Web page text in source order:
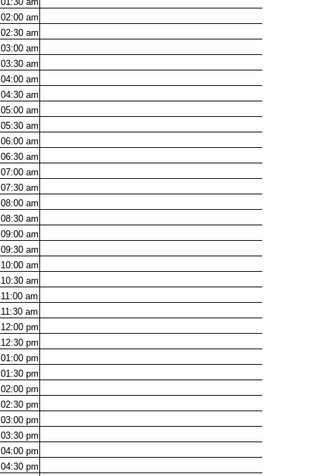
02:00 am
02:30 am
03:00 am
03:30 am
04:00 am
04:30 am
05:00 am
05:30 am
06:00 am
06:30 am
07:00 am
07:30 am
08:00 am
08:30 am
09:00 am
09:30 am
10:00 am
10:30 am
11:00 am
11:30 am
12:00 pm
12:30 pm
01:00 pm
01:30 pm
02:00 pm
02:30 pm
03:00 pm
03:30 pm
04:00 pm
04:30 pm